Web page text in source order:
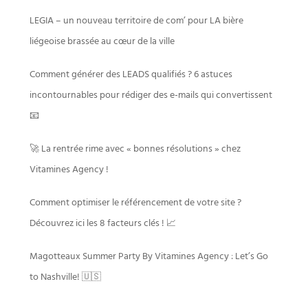
LEGIA – un nouveau territoire de com’ pour LA bière
liégeoise brassée au cœur de la ville
Comment générer des LEADS qualifiés ? 6 astuces
incontournables pour rédiger des e-mails qui convertissent
📧
🚀 La rentrée rime avec « bonnes résolutions » chez
Vitamines Agency !
Comment optimiser le référencement de votre site ?
Découvrez ici les 8 facteurs clés ! 📈
Magotteaux Summer Party By Vitamines Agency : Let’s Go
to Nashville! 🇺🇸